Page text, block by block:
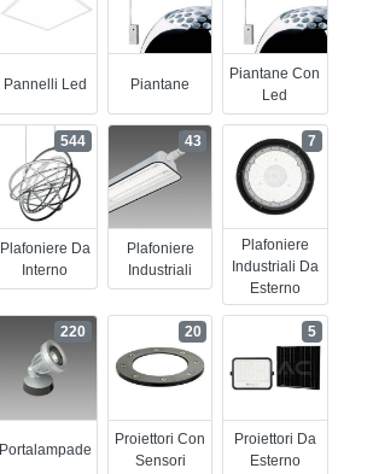
Pannelli Led Piantane
Piantane Con
Led
Plafoniere Da
Interno
544
Plafoniere
Industriali
43
Plafoniere
Industriali Da
Esterno
7
Portalampade
220
Proiettori Con
Sensori
20
Proiettori Da
Esterno
5